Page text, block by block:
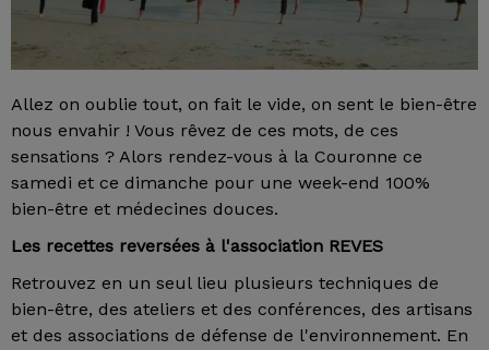
Allez on oublie tout, on fait le vide, on sent le bien-être
nous envahir ! Vous rêvez de ces mots, de ces
sensations ? Alors rendez-vous à la Couronne ce
samedi et ce dimanche pour une week-end 100%
bien-être et médecines douces.
Les recettes reversées à l'association REVES
Retrouvez en un seul lieu plusieurs techniques de
bien-être, des ateliers et des conférences, des artisans
et des associations de défense de l'environnement. En